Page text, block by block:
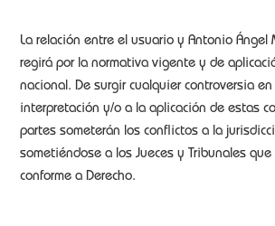
La relación entre el usuario y Antonio Ángel
regirá por la normativa vigente y de
nacional. De surgir cualquier controversia
interpretación y/o a la aplicación de estas
partes someterán los conflictos a la
sometiéndose a los Jueces y Tribunales que
conforme a Derecho.